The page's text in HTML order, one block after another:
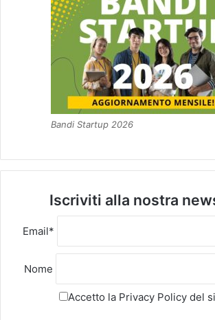
Bandi Startup 2026
Iscriviti alla nostra
Email*
Nome
Accetto la Privacy Policy del